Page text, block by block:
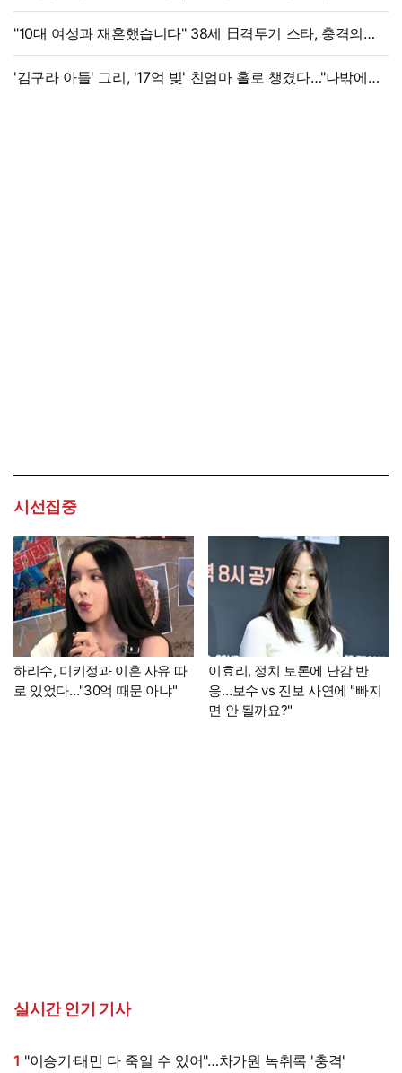
"10대 여성과 재혼했습니다" 38세 日격투기 스타, 충격의
재혼 발표
'김구라 아들' 그리, '17억 빚' 친엄마 홀로 챙겼다…"나밖에
시선집중
하리수, 미키정과 이혼 사유 따
로 있었다…"30억 때문 아냐"
이효리, 정치 토론에 난감 반
응…보수 vs 진보 사연에 "빠지
면 안 될까요?"
실시간 인기 기사
1 "이승기·태민 다 죽일 수 있어"…차가원 녹취록 '충격'